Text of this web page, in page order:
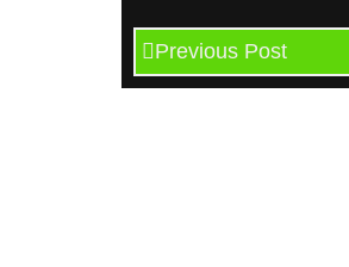
Previous Post